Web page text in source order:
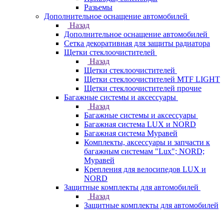
Разьемы
Дополнительное оснащение автомобилей
Назад
Дополнительное оснащение автомобилей
Сетка декоративная для защиты радиатора
Щетки стеклоочистителей
Назад
Щетки стеклоочистителей
Щетки стеклоочистителей MTF LIGHT
Щетки стеклоочистителей прочие
Багажные системы и аксессуары
Назад
Багажные системы и аксессуары
Багажная система LUX и NORD
Багажная система Муравей
Комплекты, аксессуары и запчасти к
багажным системам "Lux"; NORD;
Муравей
Крепления для велосипедов LUX и
NORD
Защитные комплекты для автомобилей
Назад
Защитные комплекты для автомобилей